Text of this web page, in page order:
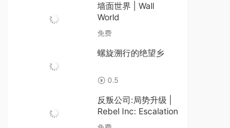
墙面世界 | Wall
World
免费
螺旋溯行的绝望乡
0.5
反叛公司:局势升级 |
Rebel Inc: Escalation